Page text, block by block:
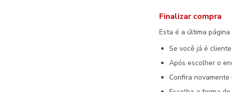
Finalizar compra
Esta é a última
Se você já é
Após escolher o
Confira